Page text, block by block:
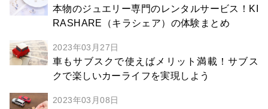
本物のジュエリー専門のレンタルサービス！KI
RASHARE（キラシェア）の体験まとめ
2023年03月27日
車もサブスクで使えばメリット満載！サブス
クで楽しいカーライフを実現しよう
2023年03月08日